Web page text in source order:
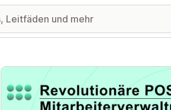
Vorgestellte Bildergalerie